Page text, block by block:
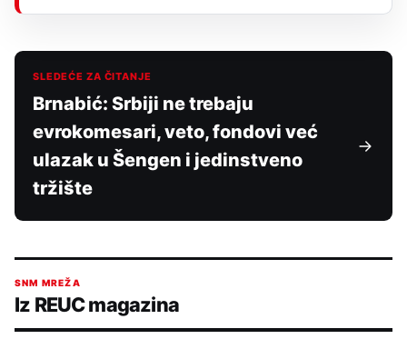
SLEDEĆE ZA ČITANJE
Brnabić: Srbiji ne trebaju
evrokomesari, veto, fondovi već
ulazak u Šengen i jedinstveno
tržište
SNM MREŽA
Iz REUC magazina